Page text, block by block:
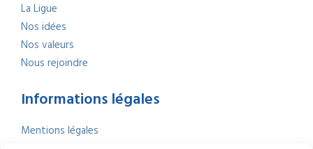
La Ligue
Nos idées
Nos valeurs
Nous rejoindre
Informations légales
Mentions légales